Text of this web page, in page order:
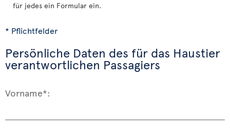
für jedes ein Formular ein.
* Pflichtfelder
Persönliche Daten des für das Haustier
verantwortlichen Passagiers
Vorname*: